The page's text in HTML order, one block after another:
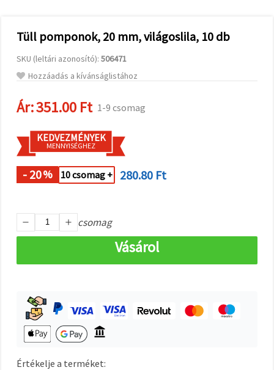
beleértve
analitikai és
marketingpartnereink
segítségével
elfogadása"
gombra
az összes
sütit, vagy
Beállításokban
megadhatja
preferenciáit
kiválasztásával
"Mentés"
el
mindet
Beállítások
Tüll pomponok, 20 mm, világoslila, 10 db
SKU (leltári azonosító): 506471
Hozzáadás a kívánságlistához
Ár:351.00 Ft 1-9 csomag
KEDVEZMÉNYEK
MENNYISÉGHEZ
- 20% 10 csomag + 280.80 Ft
csomag
Vásárol
Értékelje a terméket: